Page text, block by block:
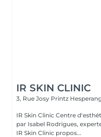
IR SKIN CLINIC
3, Rue Josy Printz
IR Skin Clinic Centre d'esthétique avancée & intégrative Fondé
par Isabel Rodrigues,
IR Skin Clinic propos...